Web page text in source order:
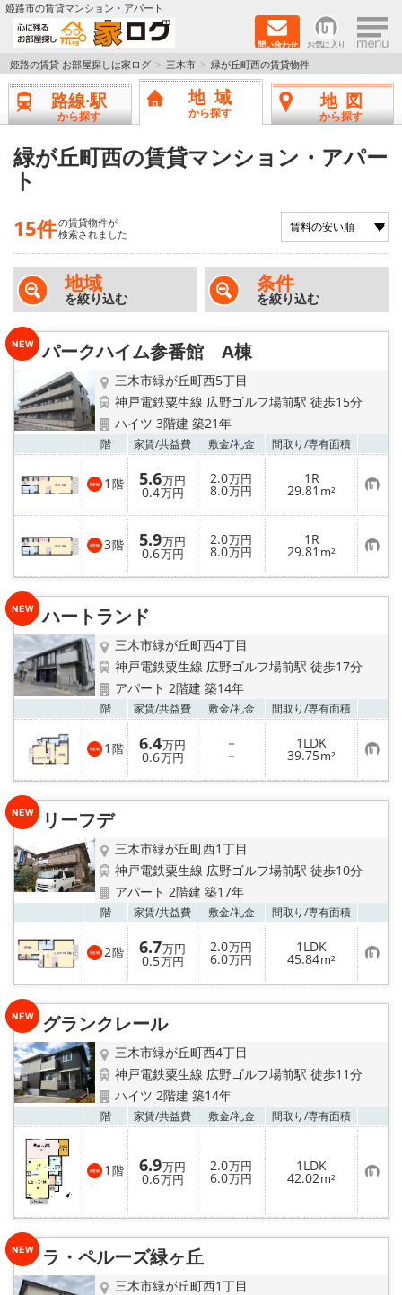
姫路市の賃貸マンション・アパート
問い合わせ お気に入り ×
TOPページ
新築物件
ペットOK物件
戸建物件
保証人不要物件
初期費用リーズナブル物件
路線·駅から探す
地域から探す
地図から探す
スタッフ
店舗情報·アクセス
会社概要
メールでお問い合わせ
姫路の賃貸 お部屋探しは家ログ 三木市 緑が丘町西の賃貸物件
路線·駅
から探す
地域
から探す
地図
から探す
緑が丘町西の賃貸マンション・アパー
ト
15件の賃貸物件が
検索されました
地域
を絞り込む
条件
を絞り込む
パークハイム参番館 A棟
三木市緑が丘町西5丁目
神戸電鉄粟生線 広野ゴルフ場前駅 徒歩15分
ハイツ 3階建 築21年
階 家賃/共益費 敷金/礼金 間取り/専有面積
1 階 5.6万円
0.4万円
2.0万円
8.0万円
1R
29.81 m² お
気
に
入
り
登
録
3階 5.9万円
0.6万円
2.0万円
8.0万円
1R
29.81 m² お
気
に
り
ハートランド
三木市緑が丘町西4丁目
神戸電鉄粟生線 広野ゴルフ場前駅 徒歩17分
アパート 2階建 築14年
階 家賃/共益費 敷金/礼金 間取り/専有面積
1 階 6.4万円
0.6万円
－
－
1LDK
39.75m² お
気
に
り
リーフデ
三木市緑が丘町西1丁目
神戸電鉄粟生線 広野ゴルフ場前駅 徒歩10分
アパート 2階建 築17年
階 家賃/共益費 敷金/礼金 間取り/専有面積
2階 6.7万円
0.5万円
2.0万円
6.0万円
1LDK
45.84m² お
気
に
り
グランクレール
三木市緑が丘町西4丁目
神戸電鉄粟生線 広野ゴルフ場前駅 徒歩11分
ハイツ 2階建 築14年
階 家賃/共益費 敷金/礼金 間取り/専有面積
1 階 6.9万円
0.6万円
2.0万円
6.0万円
1LDK
42.02m² お
気
に
入
登
ラ・ペルーズ緑ヶ丘
三木市緑が丘町西1丁目